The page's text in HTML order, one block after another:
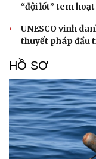
“đội lốt” tem
UNESCO vinh
thuyết pháp đầu
HỒ SƠ